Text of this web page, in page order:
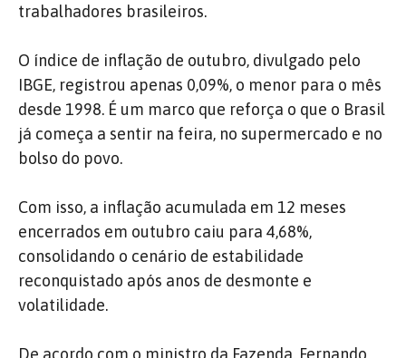
trabalhadores brasileiros.
O índice de inflação de outubro, divulgado pelo
IBGE, registrou apenas 0,09%, o menor para o mês
desde 1998. É um marco que reforça o que o Brasil
já começa a sentir na feira, no supermercado e no
bolso do povo.
Com isso, a inflação acumulada em 12 meses
encerrados em outubro caiu para 4,68%,
consolidando o cenário de estabilidade
reconquistado após anos de desmonte e
volatilidade.
De acordo com o ministro da Fazenda, Fernando